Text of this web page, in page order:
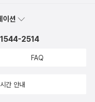
이션
1544-2514
FAQ
간 안내